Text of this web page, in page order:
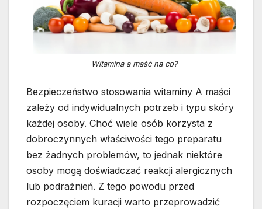
Witamina a maść na co?
Bezpieczeństwo stosowania witaminy A maści
zależy od indywidualnych potrzeb i typu skóry
każdej osoby. Choć wiele osób korzysta z
dobroczynnych właściwości tego preparatu
bez żadnych problemów, to jednak niektóre
osoby mogą doświadczać reakcji alergicznych
lub podrażnień. Z tego powodu przed
rozpoczęciem kuracji warto przeprowadzić